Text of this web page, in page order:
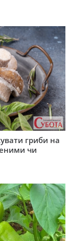
гриби на
чи